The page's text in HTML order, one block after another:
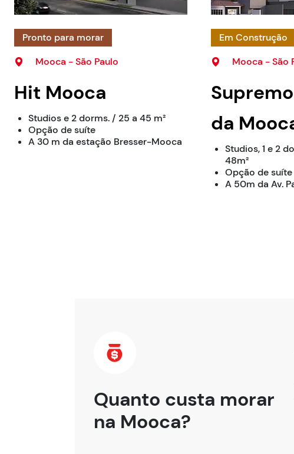
Pronto para morar
Mooca - São Paulo
Hit Mooca
Studios e 2 dorms. / 25 a 45 m²
Opção de suíte
A 30 m da estação Bresser-Mooca
Em Construção
Mooca - São
da
Studios, 1 e 2
48m²
Opção de suíte
A 50m da Av.
Quanto custa morar
na Mooca?